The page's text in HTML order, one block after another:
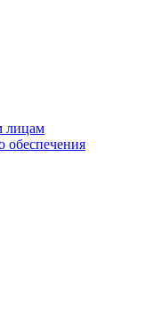
лицам
обеспечения